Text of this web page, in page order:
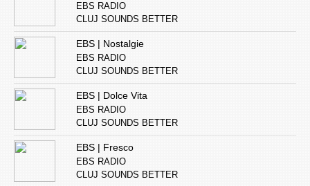
EBS RADIO
CLUJ SOUNDS BETTER
EBS | Nostalgie
EBS RADIO
CLUJ SOUNDS BETTER
EBS | Dolce Vita
EBS RADIO
CLUJ SOUNDS BETTER
EBS | Fresco
EBS RADIO
CLUJ SOUNDS BETTER